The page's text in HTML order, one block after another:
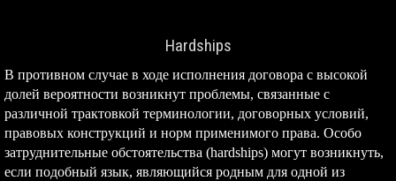
Hardships
В противном случае в ходе исполнения договора с высокой
долей вероятности возникнут проблемы, связанные с
различной трактовкой терминологии, договорных условий,
правовых конструкций и норм применимого права. Особо
затруднительные обстоятельства (hardships) могут возникнуть,
если подобный язык, являющийся родным для одной из